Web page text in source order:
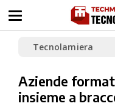
Tecnolamiera
Aziende
insieme a